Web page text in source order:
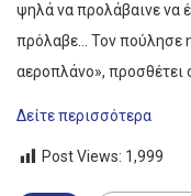
ψηλά να προλάβαινε να
πρόλαβε… Τον πούλησε
αεροπλάνο», προσθέτει
Δείτε περισσότερα
Post Views: 1,999